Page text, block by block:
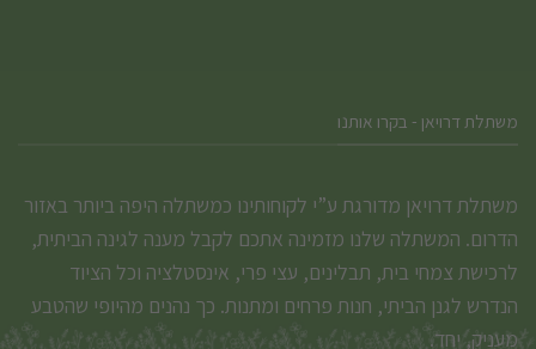
משתלת דרויאן - בקרו אותנו
משתלת דרויאן מדורגת ע”י לקוחותינו כמשתלה היפה ביותר באזור
הדרום. המשתלה שלנו מזמינה אתכם לקבל מענה לגינה הביתית,
לרכישת צמחי בית, תבלינים, עצי פרי, אינסטלציה וכל הציוד
הנדרש לגנן הביתי, חנות פרחים ומתנות. כך נהנים מהיופי שהטבע
מעניק, יחד.